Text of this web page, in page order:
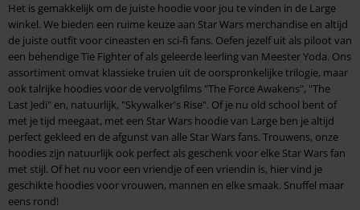
Het is gemakkelijk om de juiste hoodie voor jou te vinden in de Large
winkel. We bieden een ruime keuze aan Star Wars merchandise en altijd
de juiste outfit voor cineasten en sci-fi fans. Oefen jezelf uit als piloot van
een behendige Tie Fighter of als geleerde leerling van Meester Yoda. Ons
assortiment omvat klassieke truien uit de oorspronkelijke trilogie, maar
ook talrijke hoodies voor de vervolgfilms "The Force Awakens", "The
Last Jedi" en, natuurlijk, "Skywalker's Rise". Of je nu old school bent of
met je tijd meegaat, met een Star Wars hoodie van Large ben je altijd
perfect gekleed en de afgunst van alle Star Wars fans. Trouwens, onze
hoodies zijn natuurlijk ook perfect als geschenk voor elke Star Wars fan
met stijl. Of het nu voor een vriendje of een vriendin is, hier vind je
geschikte hoodies voor vrouwen, mannen en elke smaak. Snuffel maar
eens rond!